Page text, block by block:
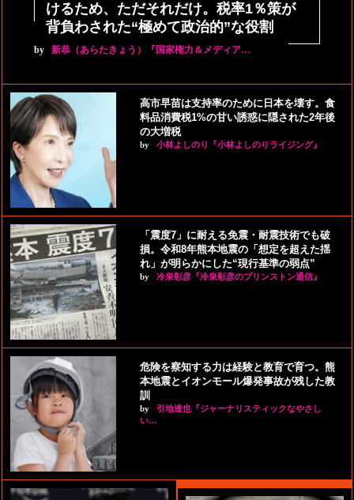
けるため、ただそれだけ。税率1％策が
背負わされた“極めて政治的”な役割
by 新恭（あらたきょう）『国家権力＆メディア…
高市早苗は支持率のために日本を壊す。食
料品消費税1%の甘い誘惑に隠された2年後
の大増税
by 小林よしのり『小林よしのりライジング』
「震度7」に耐える免震・耐震技術でも破
損。令和8年熊本地震の「想定を超えた揺
れ」が明らかにした“現行基準の弱点”
by 冷泉彰彦『冷泉彰彦のプリンストン通信』
危険を察知する力は経験と教育で育つ。熊
本地震とイオンモール爆発事故が残した教
訓
by
引地達也『ジャーナリスティックなやさし
い…